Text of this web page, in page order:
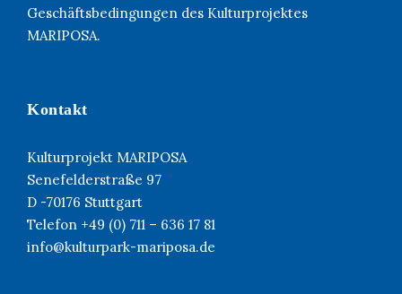
Geschäftsbedingungen des Kulturprojektes
MARIPOSA.
Kontakt
Kulturprojekt MARIPOSA
Senefelderstraße 97
D -70176 Stuttgart
Telefon +49 (0) 711 – 636 17 81
info@kulturpark-mariposa.de